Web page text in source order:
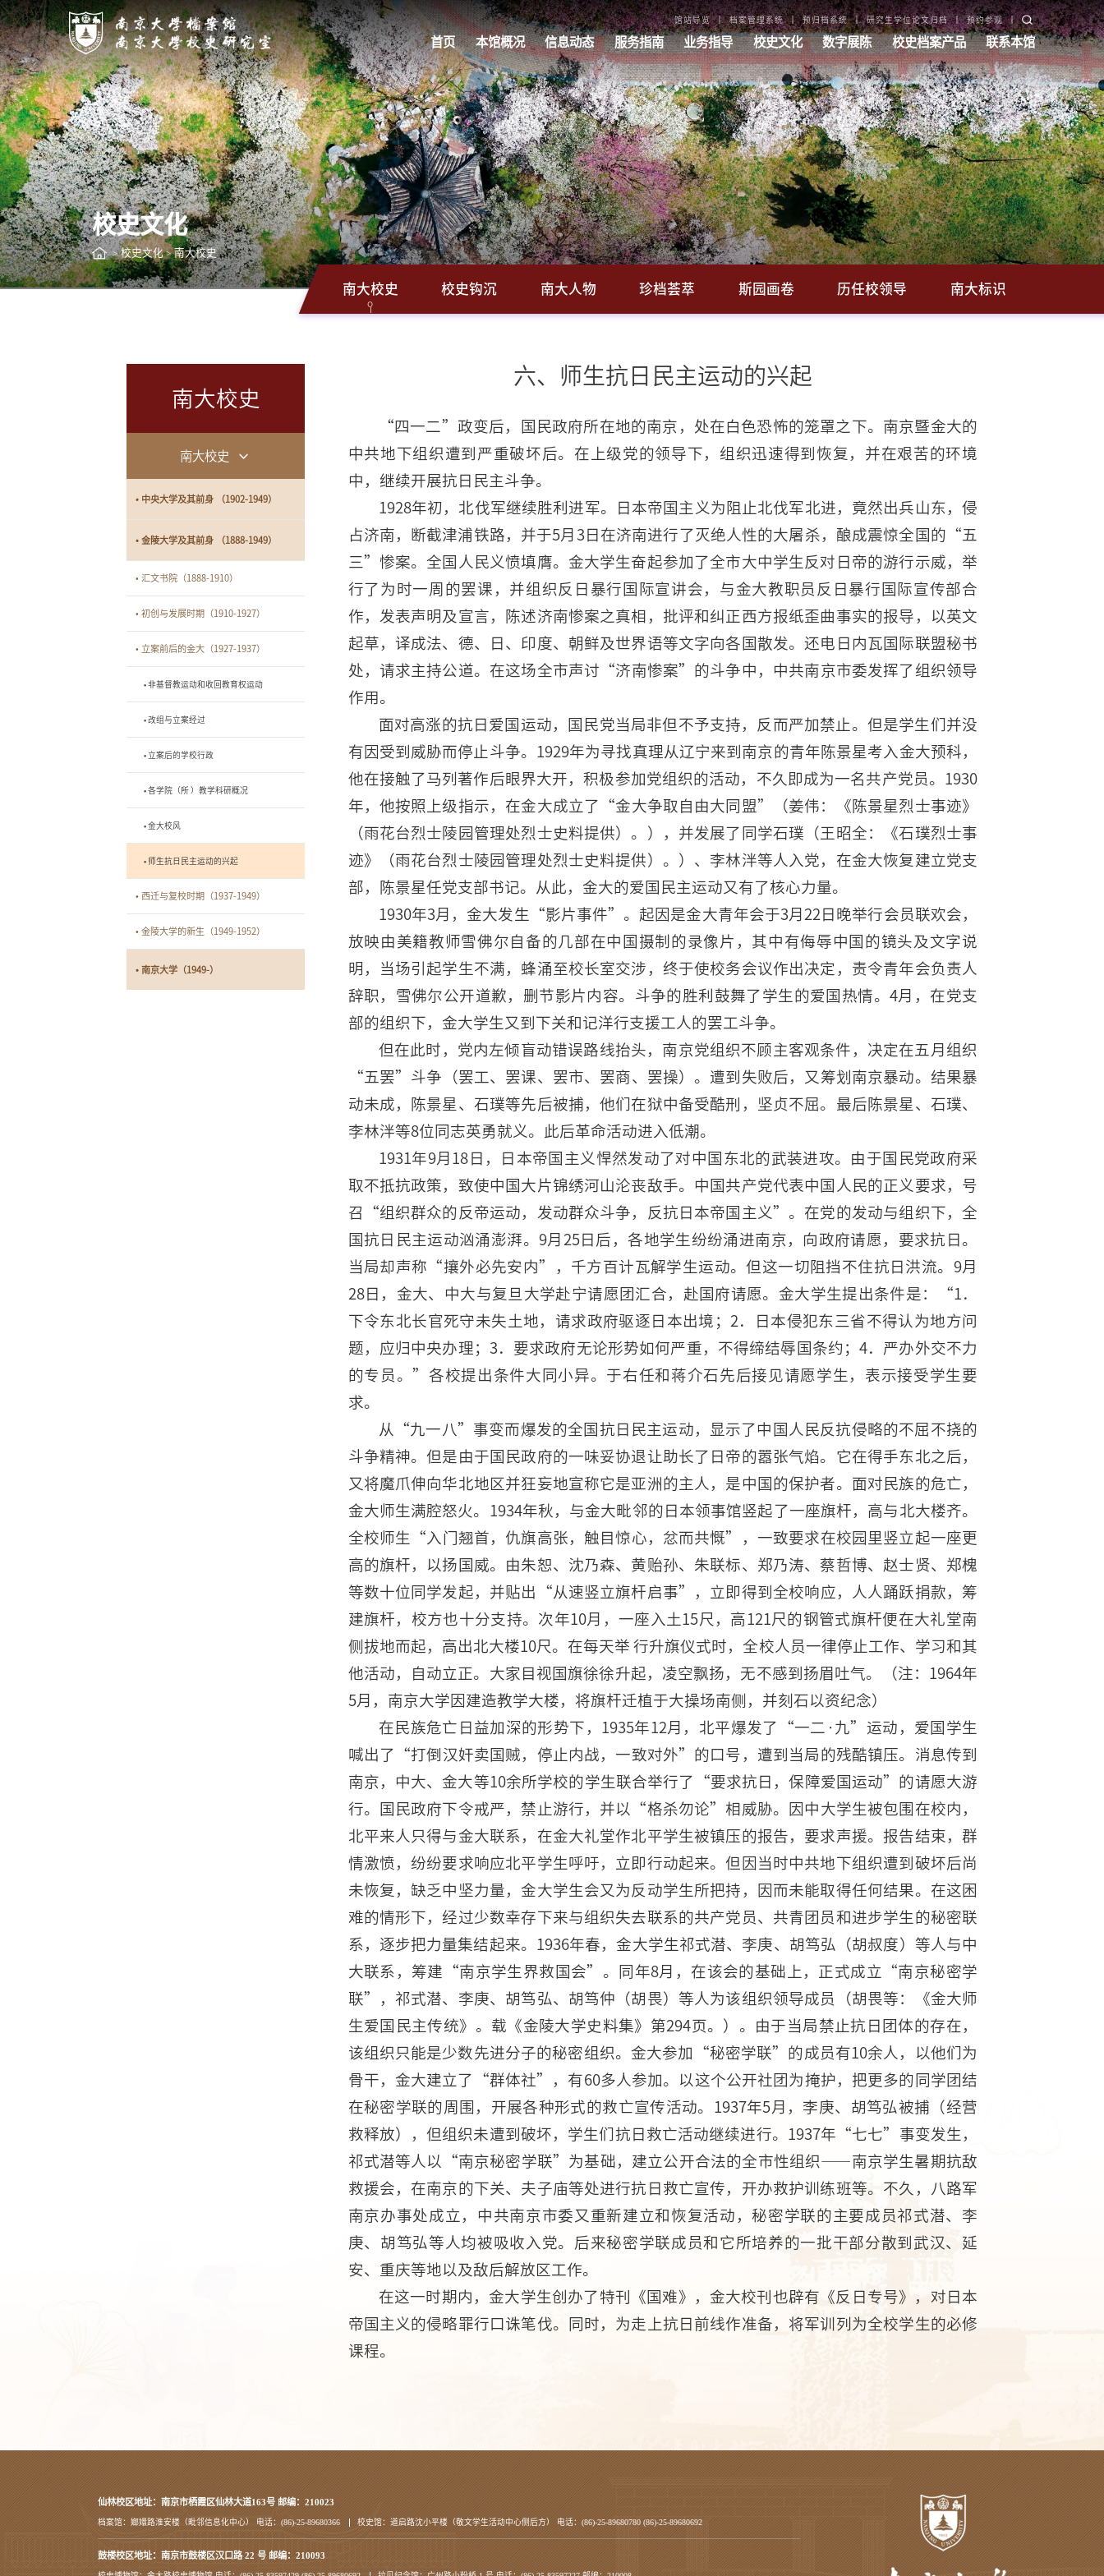
馆站导览 档案管理系统 预归档系统 研究生学位论文归档 预约参观
首页 本馆概况 信息动态 服务指南 业务指导 校史文化 数字展陈 校史档案产品 联系本馆
校史文化
> 校史文化 > 南大校史
南大校史 校史钩沉 南大人物 珍档荟萃 斯园画卷 历任校领导 南大标识
南大校史
南大校史
• 中央大学及其前身 （1902-1949）
• 金陵大学及其前身 （1888-1949）
• 汇文书院（1888-1910）
• 初创与发展时期（1910-1927）
• 立案前后的金大（1927-1937）
• 非基督教运动和收回教育权运动
• 改组与立案经过
• 立案后的学校行政
• 各学院（所 ）教学科研概况
• 金大校风
• 师生抗日民主运动的兴起
• 西迁与复校时期（1937-1949）
• 金陵大学的新生（1949-1952）
• 南京大学（1949-）
六、师生抗日民主运动的兴起
“四一二”政变后，国民政府所在地的南京，处在白色恐怖的笼罩之下。南京暨金大的
中共地下组织遭到严重破坏后。在上级党的领导下，组织迅速得到恢复，并在艰苦的环境
中，继续开展抗日民主斗争。
1928年初，北伐军继续胜利进军。日本帝国主义为阻止北伐军北进，竟然出兵山东，侵
占济南，断截津浦铁路，并于5月3日在济南进行了灭绝人性的大屠杀，酿成震惊全国的“五
三”惨案。全国人民义愤填膺。金大学生奋起参加了全市大中学生反对日帝的游行示威，举
行了为时一周的罢课，并组织反日暴行国际宣讲会，与金大教职员反日暴行国际宣传部合
作，发表声明及宣言，陈述济南惨案之真相，批评和纠正西方报纸歪曲事实的报导，以英文
起草，译成法、德、日、印度、朝鲜及世界语等文字向各国散发。还电日内瓦国际联盟秘书
处，请求主持公道。在这场全市声讨“济南惨案”的斗争中，中共南京市委发挥了组织领导
作用。
面对高涨的抗日爱国运动，国民党当局非但不予支持，反而严加禁止。但是学生们并没
有因受到威胁而停止斗争。1929年为寻找真理从辽宁来到南京的青年陈景星考入金大预科，
他在接触了马列著作后眼界大开，积极参加党组织的活动，不久即成为一名共产党员。1930
年，他按照上级指示，在金大成立了“金大争取自由大同盟”（姜伟：《陈景星烈士事迹》
（雨花台烈士陵园管理处烈士史料提供）。），并发展了同学石璞（王昭全：《石璞烈士事
迹》（雨花台烈士陵园管理处烈士史料提供）。）、李林泮等人入党，在金大恢复建立党支
部，陈景星任党支部书记。从此，金大的爱国民主运动又有了核心力量。
1930年3月，金大发生“影片事件”。起因是金大青年会于3月22日晚举行会员联欢会，
放映由美籍教师雪佛尔自备的几部在中国摄制的录像片，其中有侮辱中国的镜头及文字说
明，当场引起学生不满，蜂涌至校长室交涉，终于使校务会议作出决定，责令青年会负责人
辞职，雪佛尔公开道歉，删节影片内容。斗争的胜利鼓舞了学生的爱国热情。4月，在党支
部的组织下，金大学生又到下关和记洋行支援工人的罢工斗争。
但在此时，党内左倾盲动错误路线抬头，南京党组织不顾主客观条件，决定在五月组织
“五罢”斗争（罢工、罢课、罢市、罢商、罢操）。遭到失败后，又筹划南京暴动。结果暴
动未成，陈景星、石璞等先后被捕，他们在狱中备受酷刑，坚贞不屈。最后陈景星、石璞、
李林泮等8位同志英勇就义。此后革命活动进入低潮。
1931年9月18日，日本帝国主义悍然发动了对中国东北的武装进攻。由于国民党政府采
取不抵抗政策，致使中国大片锦绣河山沦丧敌手。中国共产党代表中国人民的正义要求，号
召“组织群众的反帝运动，发动群众斗争，反抗日本帝国主义”。在党的发动与组织下，全
国抗日民主运动汹涌澎湃。9月25日后，各地学生纷纷涌进南京，向政府请愿，要求抗日。
当局却声称“攘外必先安内”，千方百计瓦解学生运动。但这一切阻挡不住抗日洪流。9月
28日，金大、中大与复旦大学赴宁请愿团汇合，赴国府请愿。金大学生提出条件是：“1．
下令东北长官死守未失土地，请求政府驱逐日本出境；2．日本侵犯东三省不得认为地方问
题，应归中央办理；3．要求政府无论形势如何严重，不得缔结辱国条约；4．严办外交不力
的专员。”各校提出条件大同小异。于右任和蒋介石先后接见请愿学生，表示接受学生要
求。
从“九一八”事变而爆发的全国抗日民主运动，显示了中国人民反抗侵略的不屈不挠的
斗争精神。但是由于国民政府的一味妥协退让助长了日帝的嚣张气焰。它在得手东北之后，
又将魔爪伸向华北地区并狂妄地宣称它是亚洲的主人，是中国的保护者。面对民族的危亡，
金大师生满腔怒火。1934年秋，与金大毗邻的日本领事馆竖起了一座旗杆，高与北大楼齐。
全校师生“入门翘首，仇旗高张，触目惊心，忿而共慨”，一致要求在校园里竖立起一座更
高的旗杆，以扬国威。由朱恕、沈乃森、黄贻孙、朱联标、郑乃涛、蔡哲博、赵士贤、郑槐
等数十位同学发起，并贴出“从速竖立旗杆启事”，立即得到全校响应，人人踊跃捐款，筹
建旗杆，校方也十分支持。次年10月，一座入土15尺，高121尺的钢管式旗杆便在大礼堂南
侧拔地而起，高出北大楼10尺。在每天举 行升旗仪式时，全校人员一律停止工作、学习和其
他活动，自动立正。大家目视国旗徐徐升起，凌空飘扬，无不感到扬眉吐气。（注：1964年
5月，南京大学因建造教学大楼，将旗杆迁植于大操场南侧，并刻石以资纪念）
在民族危亡日益加深的形势下，1935年12月，北平爆发了“一二·九”运动，爱国学生
喊出了“打倒汉奸卖国贼，停止内战，一致对外”的口号，遭到当局的残酷镇压。消息传到
南京，中大、金大等10余所学校的学生联合举行了“要求抗日，保障爱国运动”的请愿大游
行。国民政府下令戒严，禁止游行，并以“格杀勿论”相威胁。因中大学生被包围在校内，
北平来人只得与金大联系，在金大礼堂作北平学生被镇压的报告，要求声援。报告结束，群
情激愤，纷纷要求响应北平学生呼吁，立即行动起来。但因当时中共地下组织遭到破坏后尚
未恢复，缺乏中坚力量，金大学生会又为反动学生所把持，因而未能取得任何结果。在这困
难的情形下，经过少数幸存下来与组织失去联系的共产党员、共青团员和进步学生的秘密联
系，逐步把力量集结起来。1936年春，金大学生祁式潜、李庚、胡笃弘（胡叔度）等人与中
大联系，筹建“南京学生界救国会”。同年8月，在该会的基础上，正式成立“南京秘密学
联”，祁式潜、李庚、胡笃弘、胡笃仲（胡畏）等人为该组织领导成员（胡畏等：《金大师
生爱国民主传统》。载《金陵大学史料集》第294页。）。由于当局禁止抗日团体的存在，
该组织只能是少数先进分子的秘密组织。金大参加“秘密学联”的成员有10余人，以他们为
骨干，金大建立了“群体社”，有60多人参加。以这个公开社团为掩护，把更多的同学团结
在秘密学联的周围，开展各种形式的救亡宣传活动。1937年5月，李庚、胡笃弘被捕（经营
救释放），但组织未遭到破坏，学生们抗日救亡活动继续进行。1937年“七七”事变发生，
祁式潜等人以“南京秘密学联”为基础，建立公开合法的全市性组织——南京学生暑期抗敌
救援会，在南京的下关、夫子庙等处进行抗日救亡宣传，开办救护训练班等。不久，八路军
南京办事处成立，中共南京市委又重新建立和恢复活动，秘密学联的主要成员祁式潜、李
庚、胡笃弘等人均被吸收入党。后来秘密学联成员和它所培养的一批干部分散到武汉、延
安、重庆等地以及敌后解放区工作。
在这一时期内，金大学生创办了特刊《国难》，金大校刊也辟有《反日专号》，对日本
帝国主义的侵略罪行口诛笔伐。同时，为走上抗日前线作准备，将军训列为全校学生的必修
课程。
仙林校区地址：南京市栖霞区仙林大道163号 邮编：210023
档案馆：嫏嬛路淮安楼（毗邻信息化中心） 电话：(86)-25-89680366 校史馆：道启路沈小平楼（敬文学生活动中心侧后方） 电话：(86)-25-89680780 (86)-25-89680692
鼓楼校区地址：南京市鼓楼区汉口路 22 号 邮编：210093